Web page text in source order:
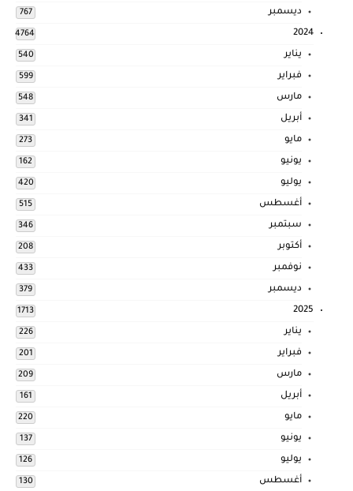
ديسمبر 767
2024
4764
يناير 540
فبراير 599
مارس 548
أبريل 341
مايو 273
يونيو 162
يوليو 420
أغسطس 515
سبتمبر 346
أكتوبر 208
نوفمبر 433
ديسمبر 379
2025
1713
يناير 226
فبراير 201
مارس 209
أبريل 161
مايو 220
يونيو 137
يوليو 126
أغسطس 130